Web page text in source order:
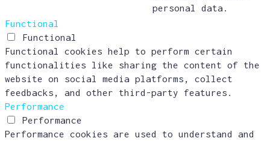
personal data.
Functional
Functional
Functional cookies help to perform certain
functionalities like sharing the content of the
website on social media platforms, collect
feedbacks, and other third-party features.
Performance
Performance
Performance cookies are used to understand and